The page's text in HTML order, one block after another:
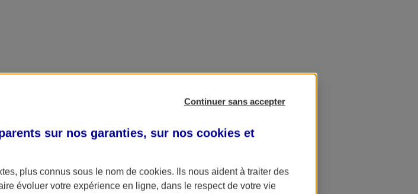
Continuer sans accepter
sur nos garanties, sur nos cookies et
plus connus sous le nom de cookies. Ils nous aident à traiter des
évoluer votre expérience en ligne, dans le respect de votre vie